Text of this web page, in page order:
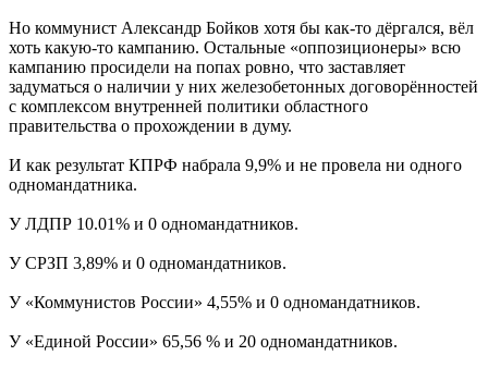
Но коммунист Александр Бойков хотя бы как-то дёргался, вёл
хоть какую-то кампанию. Остальные «оппозиционеры» всю
кампанию просидели на попах ровно, что заставляет
задуматься о наличии у них железобетонных договорённостей
с комплексом внутренней политики областного
правительства о прохождении в думу.
И как результат КПРФ набрала 9,9% и не провела ни одного
одномандатника.
У ЛДПР 10.01% и 0 одномандатников.
У СРЗП 3,89% и 0 одномандатников.
У «Коммунистов России» 4,55% и 0 одномандатников.
У «Единой России» 65,56 % и 20 одномандатников.